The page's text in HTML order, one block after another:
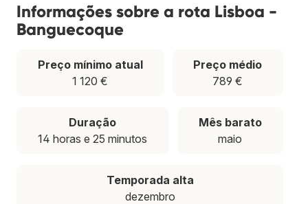
Informações sobre a rota Lisboa -
Banguecoque
Preço mínimo atual
1 120 €
Preço médio
789 €
Duração
14 horas e 25 minutos
Mês barato
maio
Temporada alta
dezembro